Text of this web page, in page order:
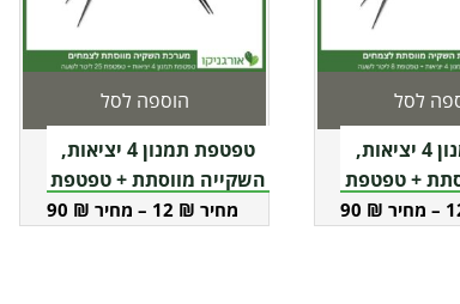
טפטפת תמנון 4 יציאות,
+ טפטפת
–
90 ₪
לסל
טפטפת תמנון 4 יציאות,
השקייה מווסתת + טפטפת
25 ליטר לשעה
12 ₪
–
90 ₪
הוספה לסל
למוצר
זה